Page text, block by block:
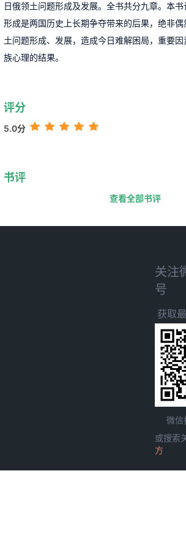
日俄领土问题形成及发展。全书共分九章。本
形成是两国历史上长期争夺带来的后果，绝非
土问题形成、发展，造成今日难解困局，重要
族心理的结果。
评分
5.0分
书评
查看全部书评
关注
号
获取
微信
或搜索
方